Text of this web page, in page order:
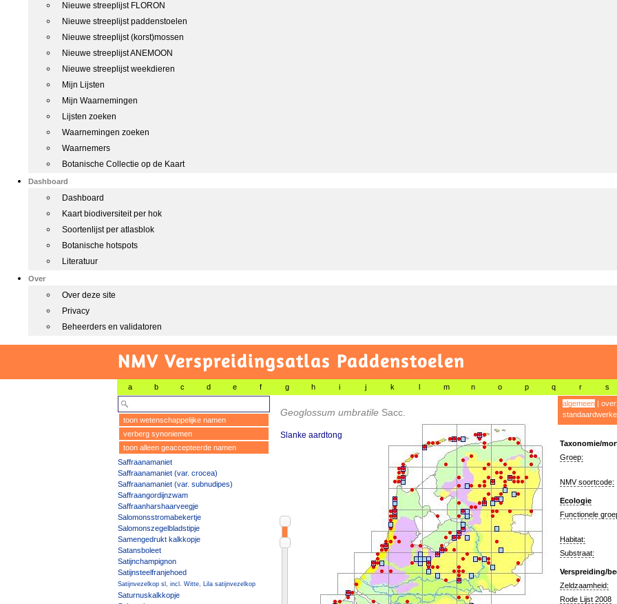
Nieuwe streeplijst FLORON
Nieuwe streeplijst paddenstoelen
Nieuwe streeplijst (korst)mossen
Nieuwe streeplijst ANEMOON
Nieuwe streeplijst weekdieren
Mijn Lijsten
Mijn Waarnemingen
Lijsten zoeken
Waarnemingen zoeken
Waarnemers
Botanische Collectie op de Kaart
Dashboard
Dashboard
Kaart biodiversiteit per hok
Soortenlijst per atlasblok
Botanische hotspots
Literatuur
Over
Over deze site
Privacy
Beheerders en validatoren
NMV Verspreidingsatlas Paddenstoelen
a b c d e f g h i j k l m n o p q r s
toon wetenschappelijke namen
verberg synoniemen
toon alleen geaccepteerde namen
Saffraanamaniet
Saffraanamaniet (var. crocea)
Saffraanamaniet (var. subnudipes)
Saffraangordijnzwam
Saffraanharshaarveegje
Salomonsstromabekertje
Salomonszegelbladstipje
Samengedrukt kalkkopje
Satansboleet
Satijnchampignon
Satijnsteelfranjehoed
Satijnvezelkop sl, incl. Witte, Lila satijnvezelkop
Saturnuskalkkopje
Geoglossum umbratile Sacc.
Slanke aardtong
algemeen|
Taxonomie/
Groep:
NMV soortcode:
Ecologie
Functionele
Habitat:
Substraat:
Verspreiding/
Zeldzaamheid:
Rode Lijst 2008